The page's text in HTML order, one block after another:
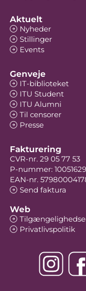
Aktuelt
Nyheder
Stillinger
Events
Genveje
IT-biblioteket
ITU Student
ITU Alumni
Til censorer
Presse
Fakturering
CVR-nr. 29 05 77 53
P-nummer:
EAN-nr.
Send faktura
Web
Privatlivspolitik